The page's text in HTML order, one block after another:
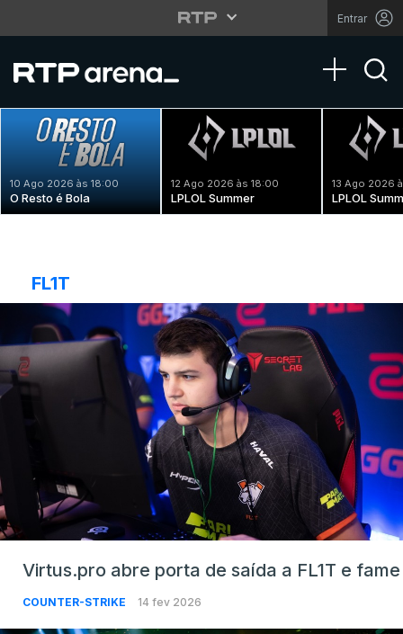
Entrar
Toggle
10 Ago 2026 às 18:00
O Resto é Bola
12 Ago 2026 às 18:00
LPLOL Summer
13 Ago 2026
LPLOL
FL1T
Virtus.pro abre porta de saída a FL1T e fame
COUNTER-STRIKE 14 fev 2026